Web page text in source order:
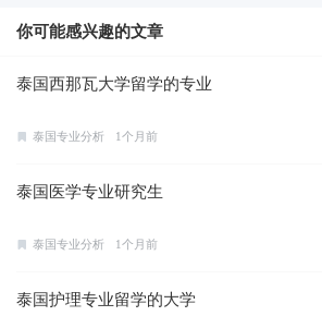
你可能感兴趣的文章
泰国西那瓦大学留学的专业
泰国专业分析 1个月前
泰国医学专业研究生
泰国专业分析 1个月前
泰国护理专业留学的大学